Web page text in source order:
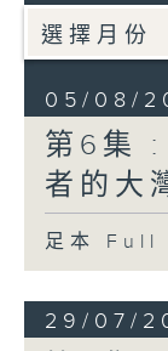
05/08/
第6集 :
者的大
足本
29/07/